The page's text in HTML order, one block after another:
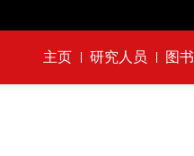
主页 研究人员 图